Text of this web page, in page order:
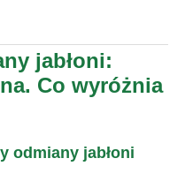
jabłoni:
Co wyróżnia
odmiany jabłoni